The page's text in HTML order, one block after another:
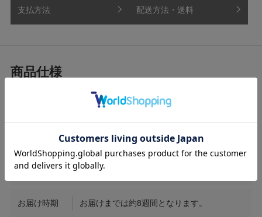
支払方法 配送方法・送料
ネックレス全長約41cm
K18YG / Diamond1.20ct
商品番号 KS123
お届け時期 お届けまでは約8週間となります。